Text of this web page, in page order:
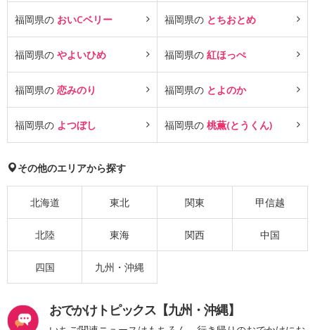
福岡県の おいCベリー 福岡県の とちおとめ
福岡県の やよいひめ 福岡県の 紅ほっぺ
福岡県の 恋みのり 福岡県の とよのか
福岡県の よつぼし 福岡県の 桃薫(とうくん)
その他のエリアから探す
北海道 東北 関東 甲信越
北陸 東海 関西 中国
四国 九州・沖縄
おでかけトピックス【九州・沖縄】